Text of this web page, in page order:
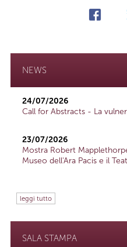
NEWS
24/07/2026
Call for Abstracts - La
23/07/2026
Mostra Robert
Museo dell'Ara Pacis e il
leggi tutto
SALA STAMPA